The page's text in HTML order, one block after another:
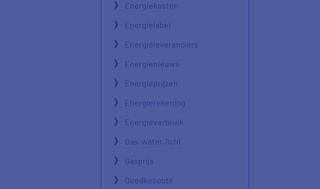
Energiekosten
Energielabel
Energieleveranciers
Energienieuws
Energieprijzen
Energierekening
Energieverbruik
Gas, water, licht
Gasprijs
Goedkoopste